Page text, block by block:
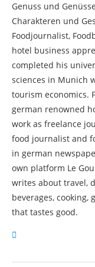
Genuss und
Charakteren und
Foodjournalist,
hotel business
completed his
sciences in Munich
tourism economics.
german renowned
work as freelance
food journalist and
in german
own platform Le
writes about travel,
beverages,
that tastes good.